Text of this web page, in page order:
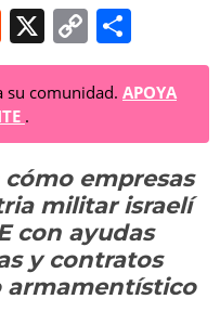
R
e
d
di
t
X C
o
p
Li
n
k
o
m
ar
tir
su comunidad. APOYA
.
empresas
militar israelí
con ayudas
y contratos
armamentístico